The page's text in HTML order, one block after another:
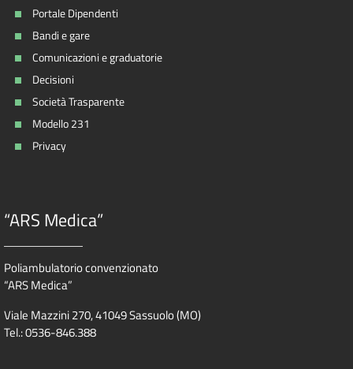
Portale Dipendenti
Bandi e gare
Comunicazioni e graduatorie
Decisioni
Società Trasparente
Modello 231
Privacy
“ARS Medica”
Poliambulatorio convenzionato
“ARS Medica”
Viale Mazzini 270, 41049 Sassuolo (MO)
Tel.: 0536-846.388